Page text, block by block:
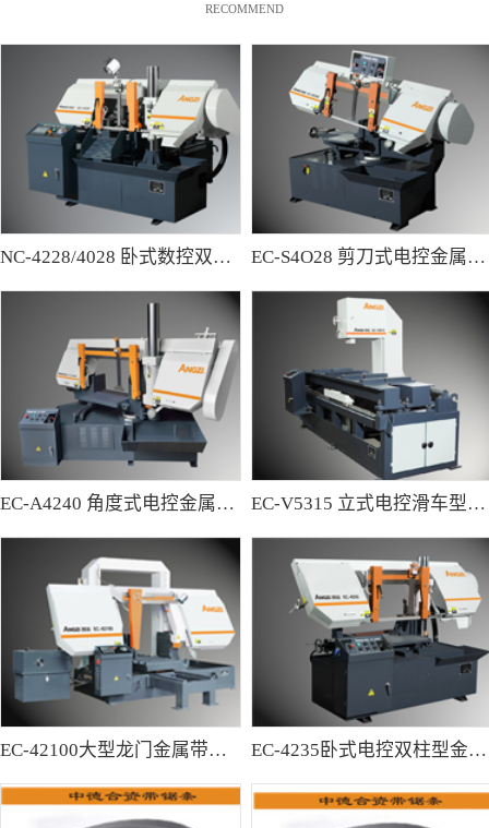
RECOMMEND
NC-4228/4028 卧式数控双柱型带锯床 EC-S4O28 剪刀式电控金属带锯床
EC-A4240 角度式电控金属带锯床 EC-V5315 立式电控滑车型金属带锯床
EC-42100大型龙门金属带锯床 EC-4235卧式电控双柱型金属带锯床